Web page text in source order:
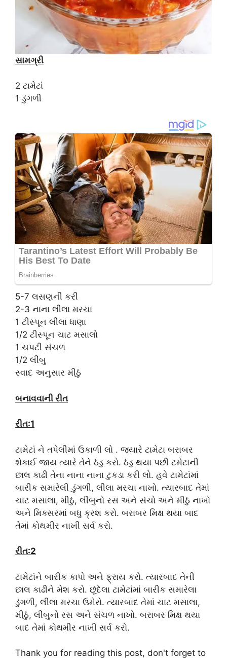
સામગ્રી
2 ટામેટાં
1 ડુંગળી
5-7 લસણની કરી
2-3 નાના લીલા મરચા
1 ટીસ્પૂન લીલા ધાણા
1/2 ટીસ્પૂન ચાટ મસાલો
1 ચપટી સંચળ
1/2 લીંબુ
સ્વાદ અનુસાર મીઠું
બનાવવાની રીત
રીત:1
ટામેટાં ને તપેલીમાં ઉકાળી લો . જ્યારે ટામેટા બરાબર
શેકાઈ જાય ત્યારે તેને ઠંડુ કરો. ઠંડુ થયા પછી ટમેટાની
છાલ કાઢી તેના નાના નાના ટુકડા કરી લો. હવે ટામેટાંમાં
બારીક સમારેલી ડુંગળી, લીલા મરચા નાખો. ત્યારબાદ તેમાં
ચાટ મસાલા, મીઠું, લીંબુનો રસ અને સંચો અને મીઠું નાખો
અને મિક્સરમાં બધુ ક્રશ કરો. બરાબર મિક્ષ થયા બાદ
તેમાં કોથમીર નાખી સર્વ કરો.
રીત:2
ટામેટાંને બારીક કાપો અને ફ્રાય કરો. ત્યારબાદ તેની
છાલ કાઢીને મેશ કરો. છૂંદેલા ટામેટાંમાં બારીક સમારેલા
ડુંગળી, લીલા મરચા ઉમેરો. ત્યારબાદ તેમાં ચાટ મસાલા,
મીઠું, લીંબુનો રસ અને સંચળ નાખો. બરાબર મિક્ષ થયા
બાદ તેમાં કોથમીર નાખી સર્વ કરો.
Thank you for reading this post, don't forget to